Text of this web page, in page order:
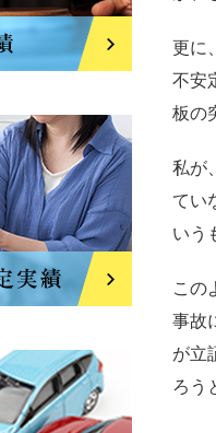
更に
不安
板の
私が
てい
いう
この
事故
が立
ろう